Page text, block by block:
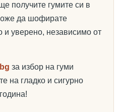
получите гумите си в
да шофирате
и уверено, независимо от
за избор на гуми
на гладко и сигурно